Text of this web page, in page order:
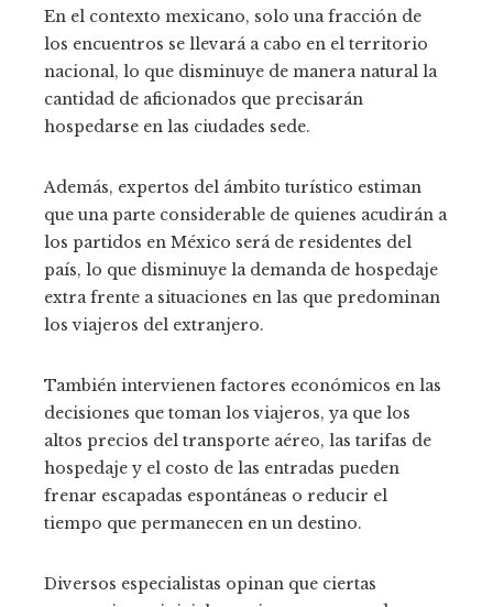
En el contexto mexicano, solo una fracción de
los encuentros se llevará a cabo en el territorio
nacional, lo que disminuye de manera natural la
cantidad de aficionados que precisarán
hospedarse en las ciudades sede.
Además, expertos del ámbito turístico estiman
que una parte considerable de quienes acudirán a
los partidos en México será de residentes del
país, lo que disminuye la demanda de hospedaje
extra frente a situaciones en las que predominan
los viajeros del extranjero.
También intervienen factores económicos en las
decisiones que toman los viajeros, ya que los
altos precios del transporte aéreo, las tarifas de
hospedaje y el costo de las entradas pueden
frenar escapadas espontáneas o reducir el
tiempo que permanecen en un destino.
Diversos especialistas opinan que ciertas